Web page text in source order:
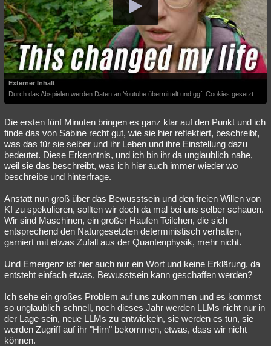
Externer Inhalt
Durch das Abspielen werden Daten an Youtube übermittelt und ggf. Cookies gesetzt.
Die ersten fünf Minuten bringen es ganz klar auf den Punkt und ich
finde das von Sabine recht gut, wie sie hier reflektiert, beschreibt,
was das für sie selber und ihr Leben und ihre Einstellung dazu
bedeutet. Diese Erkenntnis, und ich bin ihr da unglaublich nahe,
weil sie das beschreibt, was ich hier auch immer wieder wo
beschreibe und hinterfrage.
Anstatt nun groß über das Bewusstsein und den freien Willen von
KI zu spekulieren, sollten wir doch da mal bei uns selber schauen.
Wir sind Maschinen, ein großer Haufen Teilchen, die sich
entsprechend den Naturgesetzten deterministisch verhalten,
garniert mit etwas Zufall aus der Quantenphysik, mehr nicht.
Und Emergenz ist hier auch nur ein Wort und keine Erklärung, da
entsteht einfach etwas, Bewusstsein kann geschaffen werden?
Ich sehe ein großes Problem auf uns zukommen und es kommst
so unglaublich schnell, noch dieses Jahr werden LLMs nicht nur in
der Lage sein, neue LLMs zu entwickeln, sie werden es tun, sie
werden Zugriff auf ihr "Hirn" bekommen, etwas, dass wir nicht
können.